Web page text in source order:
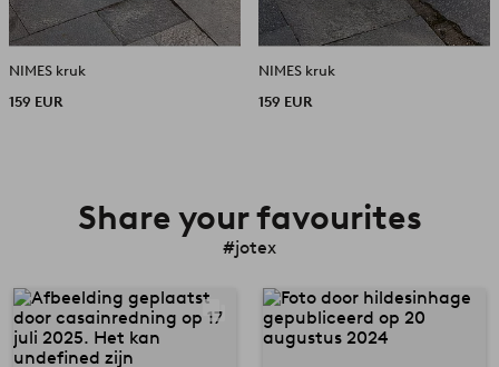
NIMES kruk
159 EUR
NIMES kruk
159 EUR
Share your favourites
#jotex